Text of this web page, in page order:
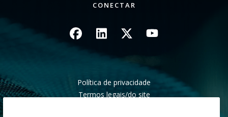
CONECTAR
ImagemImagemImagemImagem
Política de privacidade
Termos legais/do site